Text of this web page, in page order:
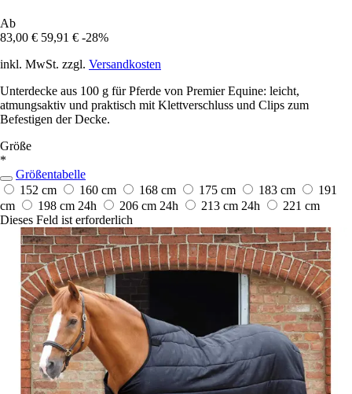
Ab
83,00 € 59,91 € -28%
inkl. MwSt. zzgl. Versandkosten
Unterdecke aus 100 g für Pferde von Premier Equine: leicht,
atmungsaktiv und praktisch mit Klettverschluss und Clips zum
Befestigen der Decke.
Größe
*
Größentabelle
152 cm
160 cm 168 cm 175 cm 183 cm
191
cm
198 cm 24h 206 cm 24h 213 cm 24h
221 cm
Dieses Feld ist erforderlich